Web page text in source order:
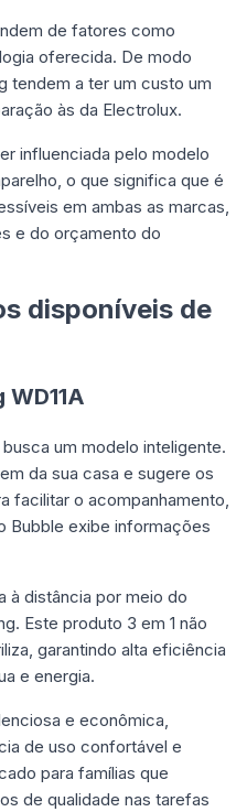
de fatores como
oferecida. De modo
tendem a ter um custo um
às da Electrolux.
influenciada pelo modelo
o que significa que é
em ambas as marcas,
e do orçamento do
disponíveis de
um modelo inteligente.
da sua casa e sugere os
facilitar o acompanhamento,
Bubble exibe informações
à distância por meio do
Este produto 3 em 1 não
garantindo alta eficiência
e energia.
e econômica,
de uso confortável e
para famílias que
de qualidade nas tarefas